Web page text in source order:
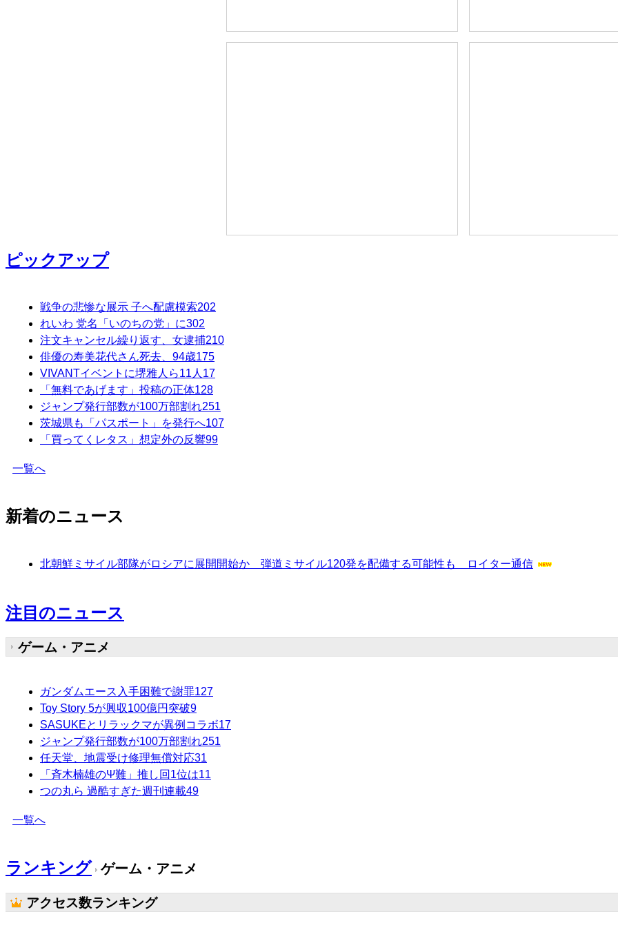
ピックアップ
戦争の悲惨な展示 子へ配慮模索202
れいわ 党名「いのちの党」に302
注文キャンセル繰り返す、女逮捕210
俳優の寿美花代さん死去、94歳175
VIVANTイベントに堺雅人ら11人 17
「無料であげます」投稿の正体128
ジャンプ発行部数が100万部割れ251
茨城県も「パスポート」を発行へ107
「買ってくレタス」想定外の反響99
一覧へ
新着のニュース
北朝鮮ミサイル部隊がロシアに展開開始か 弾道ミサイル120発を配備する可能性も ロイター通信
注目のニュース
ゲーム・アニメ
ガンダムエース入手困難で謝罪127
Toy Story 5が興収100億円突破9
SASUKEとリラックマが異例コラボ17
ジャンプ発行部数が100万部割れ251
任天堂、地震受け修理無償対応31
「斉木楠雄のΨ難」推し回1位は11
つの丸ら 過酷すぎた週刊連載49
一覧へ
ランキング ゲーム・アニメ
アクセス数ランキング